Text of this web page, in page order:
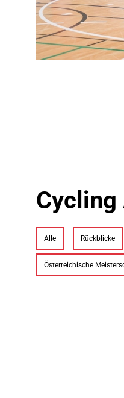
Cycling
Alle Rückblicke
Österreichische